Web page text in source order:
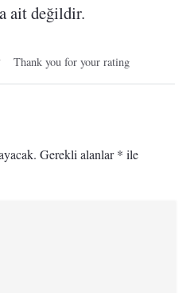
ait değildir.
Thank you for your rating
Gerekli alanlar* ile